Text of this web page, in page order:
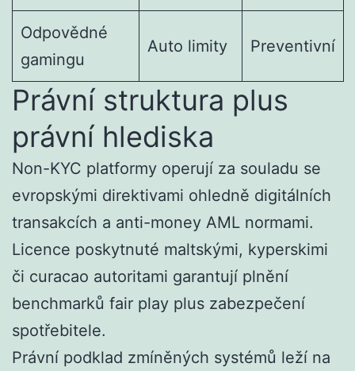
Odpovědné
gamingu
Auto limity Preventivní
Právní struktura plus
právní hlediska
Non-KYC platformy operují za souladu se
evropskými direktivami ohledně digitálních
transakcích a anti-money AML normami.
Licence poskytnuté maltskými, kyperskimi
či curacao autoritami garantují plnění
benchmarků fair play plus zabezpečení
spotřebitele.
Právní podklad zmíněných systémů leží na